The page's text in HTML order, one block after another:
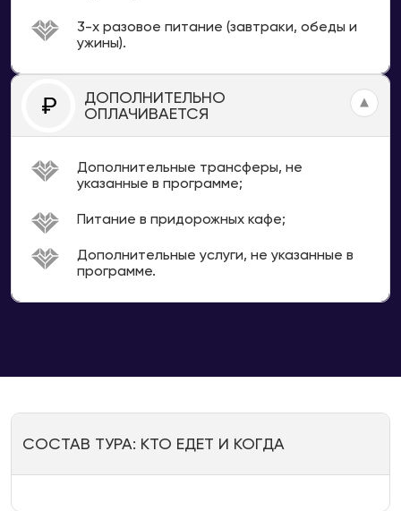
3-х разовое питание (завтраки, обеды и
ужины).
ДОПОЛНИТЕЛЬНО
ОПЛАЧИВАЕТСЯ
Дополнительные трансферы, не
указанные в программе;
Питание в придорожных кафе;
Дополнительные услуги, не указанные в
программе.
СОСТАВ ТУРА: КТО ЕДЕТ И КОГДА